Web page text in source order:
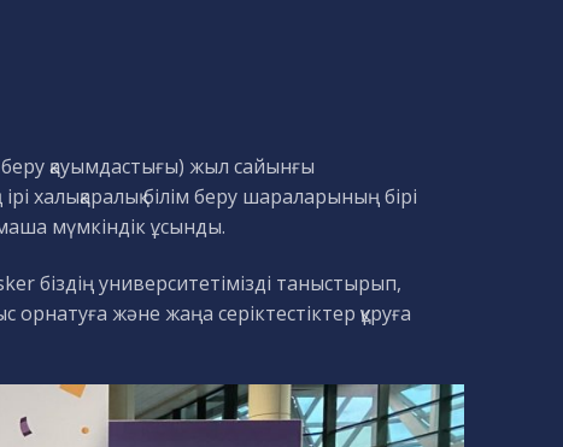
беру қауымдастығы) жыл сайынғы
халықаралық білім беру шараларының бірі
мүмкіндік ұсынды.
біздің университетімізді таныстырып,
және жаңа серіктестіктер құруға